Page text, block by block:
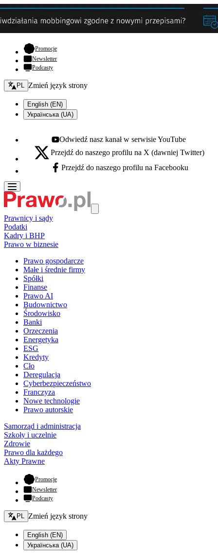
Promocje- otwiera się w nowej karcie
Newsletter
Podcasty
Zmień język - bieżący:
PL Zmień język strony
English (EN)
Українська (UA)
Youtube - otwiera się w nowej karcie
Odwiedź nasz kanał w serwisie YouTube
X - otwiera się w nowej karcie
Przejdź do naszego profilu na X (dawniej Twitter)
Facebook - otwiera się w nowej karcie
Przejdź do naszego profilu na Facebooku
Prawnicy i sądy
Podatki
Kadry i BHP
Prawo w biznesie
Prawo gospodarcze
Małe i średnie firmy
Spółki
Finanse
Prawo AI
Budownictwo
Środowisko
Banki
Orzeczenia
Energetyka
ESG
Kredyty
Cło
Deregulacja
Cyberbezpieczeństwo
Franczyza
Nowe technologie
Prawo autorskie
Samorząd i administracja
Szkoły i uczelnie
Zdrowie
Prawo dla każdego
Akty Prawne
Promocje- otwiera się w nowej karcie
Newsletter
Podcasty
Zmień język - bieżący:
PL Zmień język strony
English (EN)
Українська (UA)